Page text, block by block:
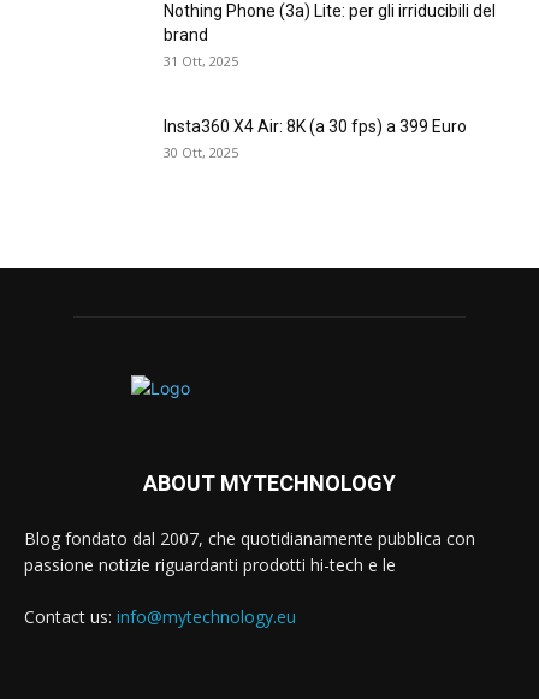
Nothing Phone (3a) Lite: per gli irriducibili del
brand
31 Ott, 2025
Insta360 X4 Air: 8K (a 30 fps) a 399 Euro
30 Ott, 2025
ABOUT MYTECHNOLOGY
Blog fondato dal 2007, che quotidianamente pubblica con
passione notizie riguardanti prodotti hi-tech e le
Contact us: info@mytechnology.eu